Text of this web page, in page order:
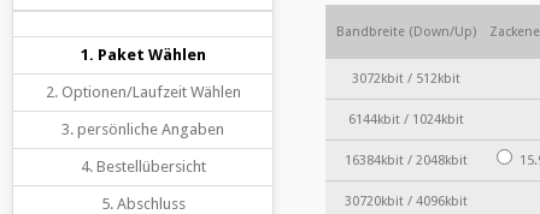
Bandbreite (Down/Up)
3072kbit / 512kbit
6144kbit / 1024kbit
16384kbit / 2048kbit
30720kbit / 4096kbit
1. Paket Wählen
2. Optionen/Laufzeit Wählen
3. persönliche Angaben
4. Bestellübersicht
5. Abschluss